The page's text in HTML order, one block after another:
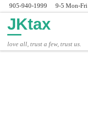
Skip to content
905-940-1999 9-5 Mon-Fri
JKtax
love all, trust a few, trust us.